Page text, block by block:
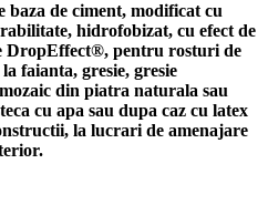
de ciment, modificat cu
hidrofobizat, cu efect de
DropEffect®, pentru rosturi de
faianta, gresie, gresie
din piatra naturala sau
cu apa sau dupa caz cu latex
la lucrari de amenajare